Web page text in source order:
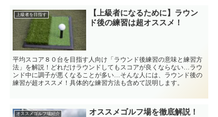
上級者を目指す
【上級者になるために】ラウン
ド後の練習は超オススメ！
平均スコア８０台を目指す人向け「ラウンド後練習の意味と練習方
法」を解説！どれだけラウンドしてもスコアが良くならない…ラウ
ンド中に調子が悪くなることが多い…そんな人には、ラウンド後の
練習が超オススメ！具体的な練習方法も含めて説明します。
オススメゴルフ場紹介
オススメゴルフ場を徹底解説！